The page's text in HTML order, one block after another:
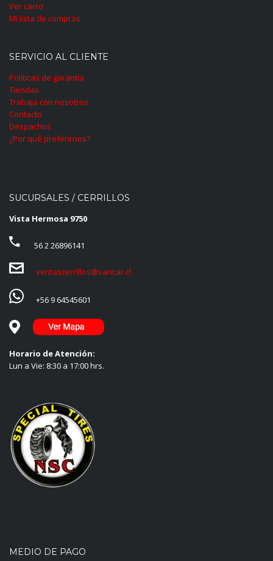
Ver carro
Mi lista de compras
SERVICIO AL CLIENTE
Políticas de garantía
Tiendas
Trabaja con nosotros
Contacto
Despachos
¿Por qué preferirnos?
SUCURSALES / CERRILLOS
Vista Hermosa 9750
56 2 26896141
ventascerrillos@sancar.cl
+56 9 64545601
Horario de Atención:
Lun a Vie: 8:30 a 17:00 hrs.
MEDIO DE PAGO